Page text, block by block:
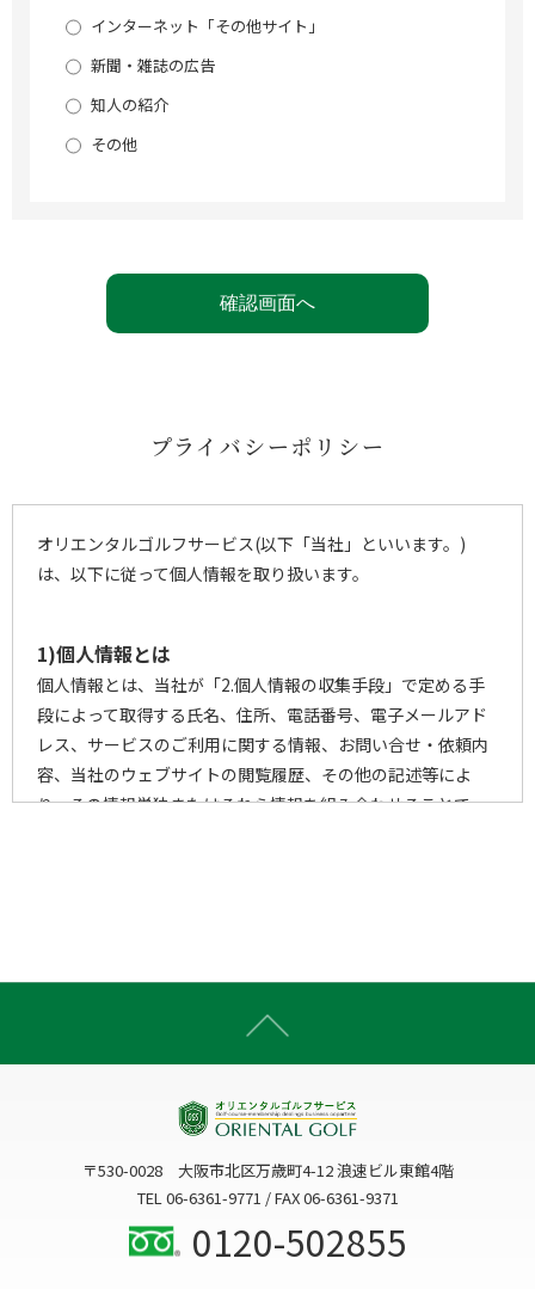
インターネット「その他サイト」
新聞・雑誌の広告
知人の紹介
その他
プライバシーポリシー
オリエンタルゴルフサービス(以下「当社」といいます。)
は、以下に従って個人情報を取り扱います。
1)個人情報とは
個人情報とは、当社が「2.個人情報の収集手段」で定める手
段によって取得する氏名、住所、電話番号、電子メールアド
レス、サービスのご利用に関する情報、お問い合せ・依頼内
容、当社のウェブサイトの閲覧履歴、その他の記述等によ
り、その情報単独またはそれら情報を組み合わせることで、
3)個人情報の利用目的
当社は、個人情報を、以下の何れかに該当する場合を除き、
事前にお知らせした利用目的以外には利用いたしません。
〒530-0028 大阪市北区万歳町4-12 浪速ビル東館4階
TEL 06-6361-9771 / FAX 06-6361-9371
0120-502855